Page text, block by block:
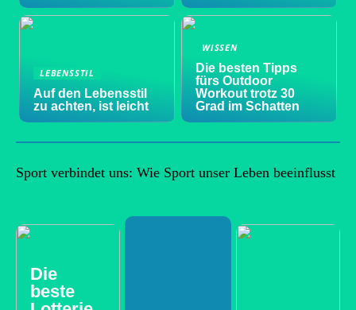
LEBENSSTIL
Auf den Lebensstil
zu achten, ist leicht
WISSEN
Die besten Tipps
fürs Outdoor
Workout trotz 30
Grad im Schatten
Sport verbindet uns: Wie Sport unser Leben beeinflusst
Die
beste